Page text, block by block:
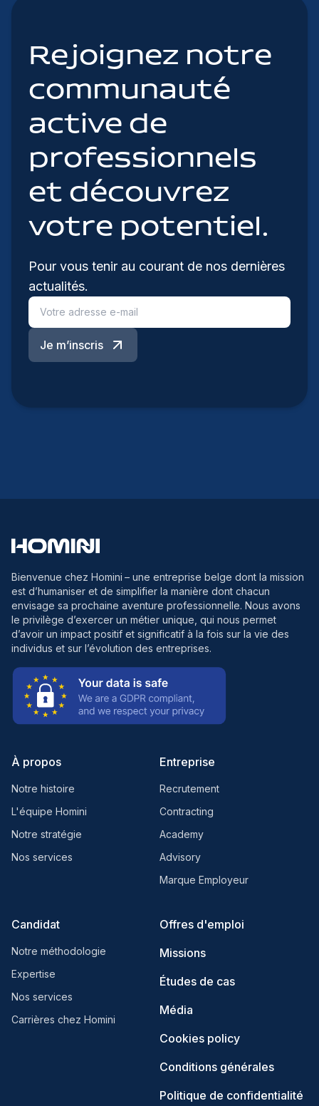
Rejoignez notre
communauté
active de
professionnels
et découvrez
votre potentiel.
Pour vous tenir au courant de nos dernières
actualités.
Je m’inscris
Bienvenue chez Homini – une entreprise belge dont la mission
est d’humaniser et de simplifier la manière dont chacun
envisage sa prochaine aventure professionnelle. Nous avons
le privilège d’exercer un métier unique, qui nous permet
d’avoir un impact positif et significatif à la fois sur la vie des
individus et sur l’évolution des entreprises.
À propos
Notre histoire
L'équipe Homini
Notre stratégie
Nos services
Entreprise
Recrutement
Contracting
Academy
Advisory
Marque Employeur
Candidat
Notre méthodologie
Expertise
Nos services
Carrières chez Homini
Offres d'emploi
Missions
Études de cas
Média
Cookies policy
Conditions générales
Politique de confidentialité